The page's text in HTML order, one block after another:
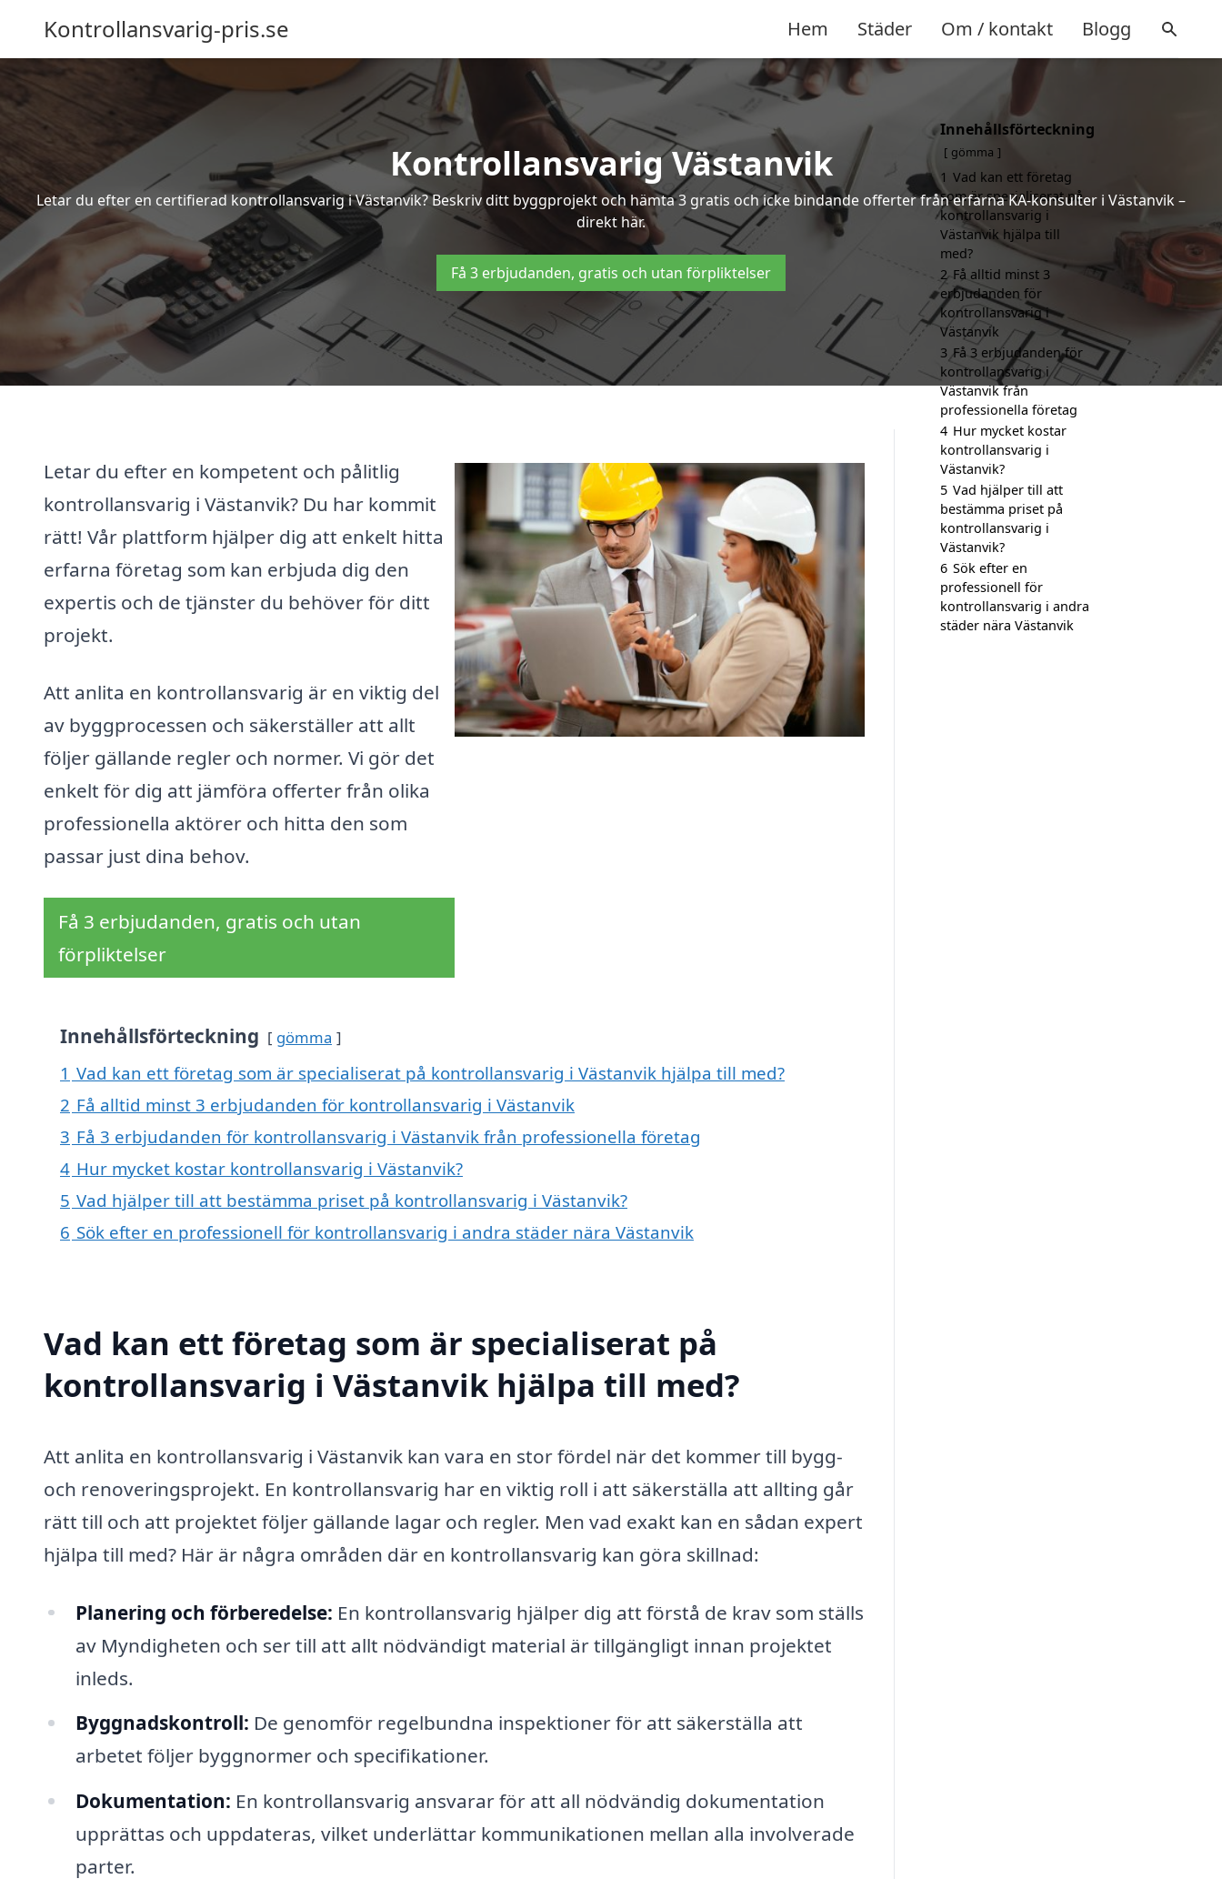
Kontrollansvarig-pris.se Hem Städer Om / kontakt Blogg
Kontrollansvarig Västanvik
Letar du efter en certifierad kontrollansvarig i Västanvik? Beskriv ditt byggprojekt och hämta 3 gratis och icke bindande offerter från erfarna KA-konsulter i Västanvik –
direkt här.
Få 3 erbjudanden, gratis och utan förpliktelser
Letar du efter en kompetent och pålitlig
kontrollansvarig i Västanvik? Du har kommit
rätt! Vår plattform hjälper dig att enkelt hitta
erfarna företag som kan erbjuda dig den
expertis och de tjänster du behöver för ditt
projekt.
Att anlita en kontrollansvarig är en viktig del
av byggprocessen och säkerställer att allt
följer gällande regler och normer. Vi gör det
enkelt för dig att jämföra offerter från olika
professionella aktörer och hitta den som
passar just dina behov.
Få 3 erbjudanden, gratis och utan
förpliktelser
Innehållsförteckning gömma
1 Vad kan ett företag som är specialiserat på kontrollansvarig i Västanvik hjälpa till med?
2 Få alltid minst 3 erbjudanden för kontrollansvarig i Västanvik
3 Få 3 erbjudanden för kontrollansvarig i Västanvik från professionella företag
4 Hur mycket kostar kontrollansvarig i Västanvik?
5 Vad hjälper till att bestämma priset på kontrollansvarig i Västanvik?
6 Sök efter en professionell för kontrollansvarig i andra städer nära Västanvik
Vad kan ett företag som är specialiserat på
kontrollansvarig i Västanvik hjälpa till med?
Att anlita en kontrollansvarig i Västanvik kan vara en stor fördel när det kommer till bygg-
och renoveringsprojekt. En kontrollansvarig har en viktig roll i att säkerställa att allting går
rätt till och att projektet följer gällande lagar och regler. Men vad exakt kan en sådan expert
hjälpa till med? Här är några områden där en kontrollansvarig kan göra skillnad:
Planering och förberedelse: En kontrollansvarig hjälper dig att förstå de krav som ställs
av Myndigheten och ser till att allt nödvändigt material är tillgängligt innan projektet
inleds.
Byggnadskontroll: De genomför regelbundna inspektioner för att säkerställa att
arbetet följer byggnormer och specifikationer.
Dokumentation: En kontrollansvarig ansvarar för att all nödvändig dokumentation
upprättas och uppdateras, vilket underlättar kommunikationen mellan alla involverade
parter.
Innehållsförteckning
gömma
1 Vad kan ett företag
som är specialiserat på
kontrollansvarig i
Västanvik hjälpa till
med?
2 Få alltid minst 3
erbjudanden för
kontrollansvarig i
Västanvik
3 Få 3 erbjudanden för
kontrollansvarig i
Västanvik från
professionella företag
4 Hur mycket kostar
kontrollansvarig i
Västanvik?
5 Vad hjälper till att
bestämma priset på
kontrollansvarig i
Västanvik?
6 Sök efter en
professionell för
kontrollansvarig i andra
städer nära Västanvik